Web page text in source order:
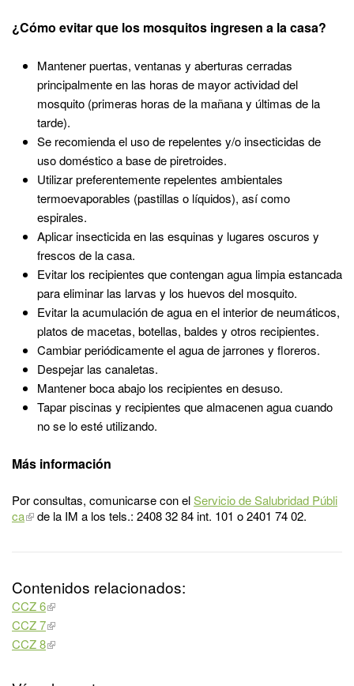
¿Cómo evitar que los mosquitos ingresen a la casa?
Mantener puertas, ventanas y aberturas cerradas
principalmente en las horas de mayor actividad del
mosquito (primeras horas de la mañana y últimas de la
tarde).
Se recomienda el uso de repelentes y/o insecticidas de
uso doméstico a base de piretroides.
Utilizar preferentemente repelentes ambientales
termoevaporables (pastillas o líquidos), así como
espirales.
Aplicar insecticida en las esquinas y lugares oscuros y
frescos de la casa.
Evitar los recipientes que contengan agua limpia estancada
para eliminar las larvas y los huevos del mosquito.
Evitar la acumulación de agua en el interior de neumáticos,
platos de macetas, botellas, baldes y otros recipientes.
Cambiar periódicamente el agua de jarrones y floreros.
Despejar las canaletas.
Mantener boca abajo los recipientes en desuso.
Tapar piscinas y recipientes que almacenen agua cuando
no se lo esté utilizando.
Más información
Por consultas, comunicarse con elServicio de Salubridad Públi
ca
de la IM a los tels.: 2408 32 84 int. 101 o 2401 74 02.
Contenidos relacionados:
CCZ 6
CCZ 7
CCZ 8